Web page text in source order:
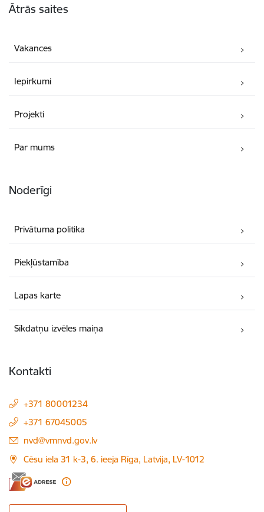
Ātrās saites
Vakances
Iepirkumi
Projekti
Par mums
Noderīgi
Privātuma politika
Piekļūstamība
Lapas karte
Sīkdatņu izvēles maiņa
Kontakti
+371 80001234
+371 67045005
E-pasts:
nvd@vmnvd.gov.lv
Cēsu iela 31 k-3, 6. ieeja Rīga, Latvija, LV-1012